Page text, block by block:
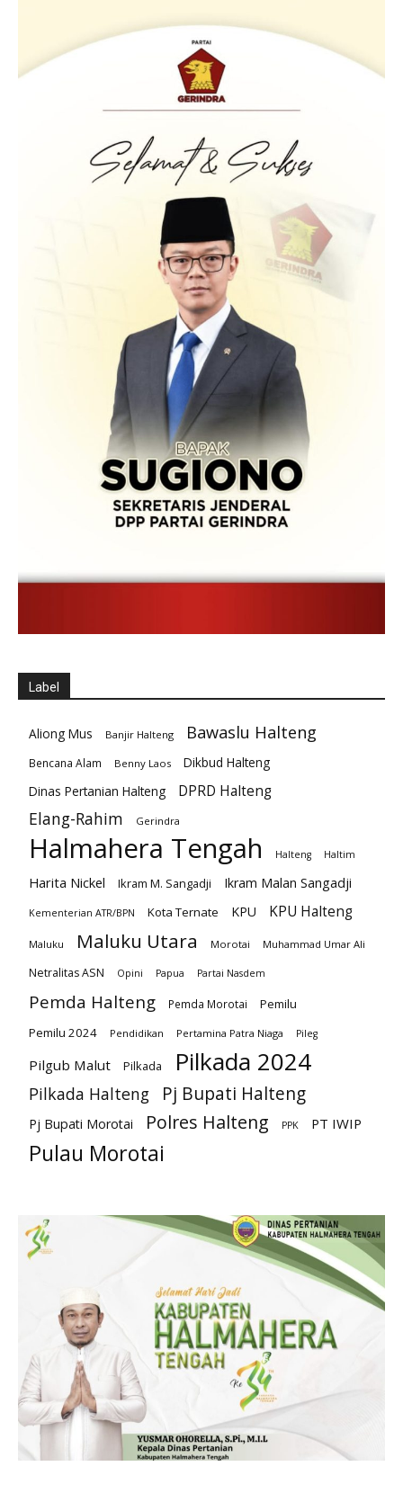
Label
Aliong Mus Banjir Halteng Bawaslu Halteng
Bencana Alam Benny Laos
Dikbud Halteng
Dinas Pertanian Halteng
DPRD Halteng
Elang-Rahim Gerindra
Halmahera Tengah Halteng Haltim
Harita Nickel Ikram M. Sangadji Ikram Malan Sangadji
Kementerian ATR/BPN Kota Ternate KPU KPU Halteng
Maluku Maluku Utara Morotai Muhammad Umar Ali
Netralitas ASN Opini Papua Partai Nasdem
Pemda Halteng Pemda Morotai
Pemilu
Pemilu 2024
Pendidikan Pertamina Patra Niaga Pileg
Pilgub Malut Pilkada Pilkada 2024
Pilkada Halteng Pj Bupati Halteng
Pj Bupati Morotai Polres Halteng PPK PT IWIP
Pulau Morotai